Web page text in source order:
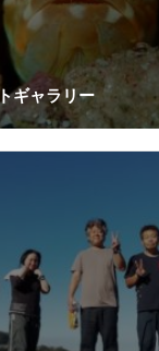
ギャラリー